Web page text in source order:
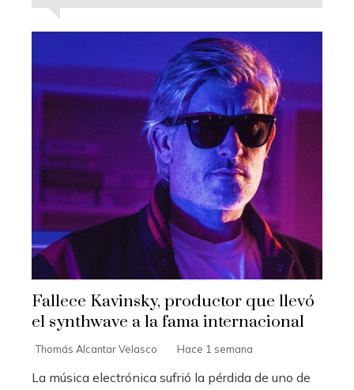
Fallece Kavinsky, productor que llevó
el synthwave a la fama internacional
Thomás Alcantar Velasco Hace 1 semana
La música electrónica sufrió la pérdida de uno de